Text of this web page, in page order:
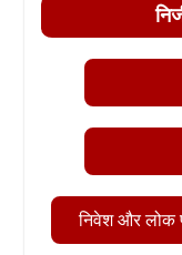
निवेश और लोक